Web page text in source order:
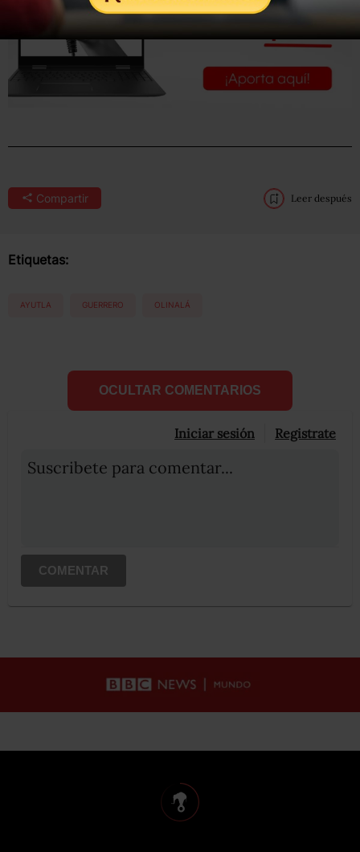
Compartir Leer después
Etiquetas:
AYUTLA GUERRERO OLINALÁ
OCULTAR COMENTARIOS
Iniciar sesión Registrate
Suscribete para comentar...
COMENTAR